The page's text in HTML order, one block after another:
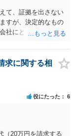
代表訴訟を提起する
きる責任は，あなた
任）の範囲に留まり
きません。 実際上問
終的には訴訟を提起
て、証拠を出さない
すが、決定的なもの
社にとっても負担で
ので、一般の方が思
求に関する相
役にたった 6
（20万円を請求する